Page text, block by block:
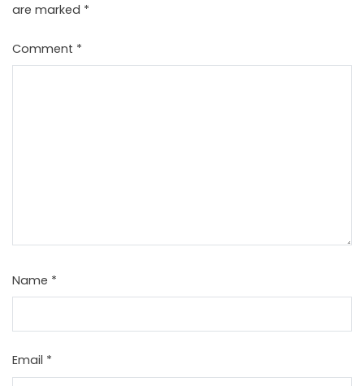
are marked *
Comment *
Name *
Email *